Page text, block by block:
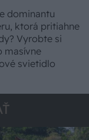
dominantu
ktorá pritiahne
Vyrobte si
masívne
svietidlo